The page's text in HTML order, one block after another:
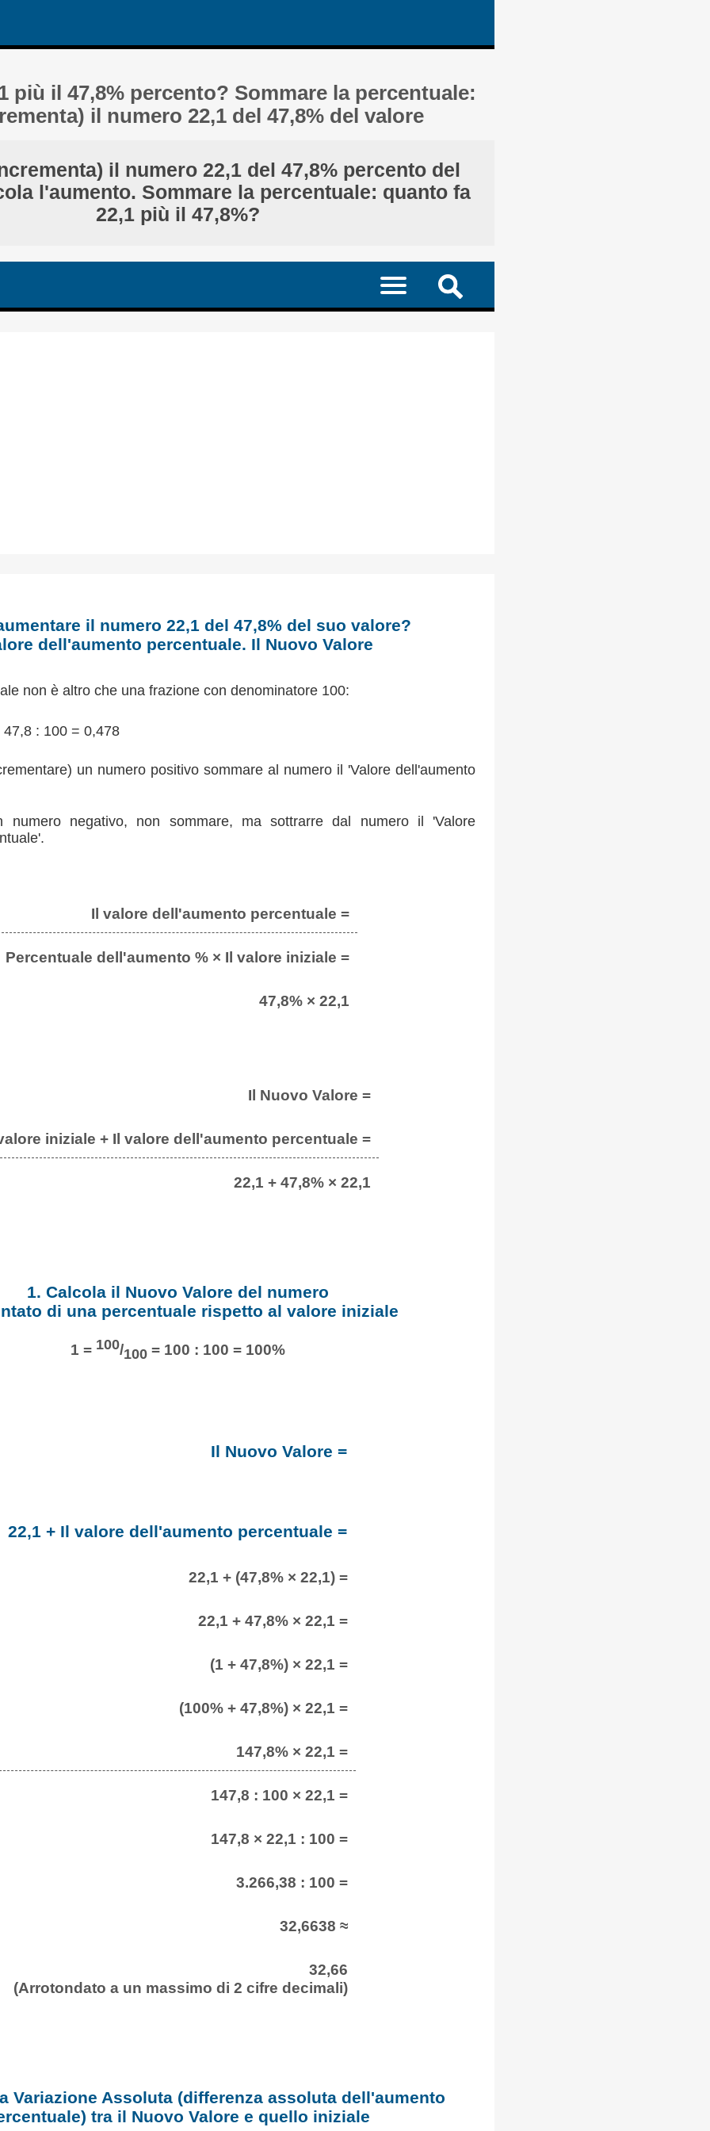
più il 47,8% percento? Sommare la percentuale:
il numero 22,1 del 47,8% del valore
il numero 22,1 del 47,8% percento del
l'aumento. Sommare la percentuale: quanto fa
22,1 più il 47,8%?
il numero 22,1 del 47,8% del suo valore?
dell'aumento percentuale. Il Nuovo Valore
non è altro che una frazione con denominatore 100:
: 100 = 0,478
un numero positivo sommare al numero il 'Valore dell'aumento
numero negativo, non sommare, ma sottrarre dal numero il 'Valore
Il valore dell'aumento percentuale =
Percentuale dell'aumento % × Il valore iniziale =
47,8% × 22,1
Il Nuovo Valore =
iniziale + Il valore dell'aumento percentuale =
22,1 + 47,8% × 22,1
1. Calcola il Nuovo Valore del numero
di una percentuale rispetto al valore iniziale
1 = 100/100= 100 : 100 = 100%
Il Nuovo Valore =
22,1 + Il valore dell'aumento percentuale =
22,1 + (47,8% × 22,1) =
22,1 + 47,8% × 22,1 =
(1 + 47,8%) × 22,1 =
(100% + 47,8%) × 22,1 =
147,8% × 22,1 =
147,8 : 100 × 22,1 =
147,8 × 22,1 : 100 =
3.266,38 : 100 =
32,6638 ≈
32,66
(Arrotondato a un massimo di 2 cifre decimali)
Variazione Assoluta (differenza assoluta dell'aumento
tra il Nuovo Valore e quello iniziale